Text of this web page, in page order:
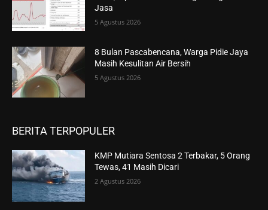
Jasa
5 Agustus 2026
8 Bulan Pascabencana, Warga Pidie Jaya
Masih Kesulitan Air Bersih
5 Agustus 2026
BERITA TERPOPULER
KMP Mutiara Sentosa 2 Terbakar, 5 Orang
Tewas, 41 Masih Dicari
2 Agustus 2026